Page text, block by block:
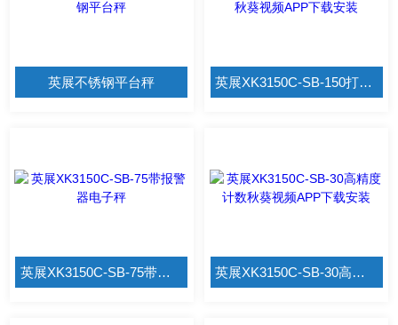
英展不锈钢平台秤 英展XK3150C-SB-150打印秋葵视频APP下载安装
英展XK3150C-SB-75带报警器电子秤 英展XK3150C-SB-30高精度计数秋葵视频APP下载安装